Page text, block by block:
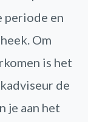
periode en
Om
is het
de
je aan het